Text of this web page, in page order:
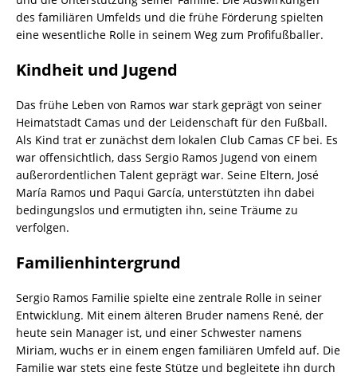
des familiären Umfelds und die frühe Förderung spielten
eine wesentliche Rolle in seinem Weg zum Profifußballer.
Kindheit und Jugend
Das frühe Leben von Ramos war stark geprägt von seiner
Heimatstadt Camas und der Leidenschaft für den Fußball.
Als Kind trat er zunächst dem lokalen Club Camas CF bei. Es
war offensichtlich, dass Sergio Ramos Jugend von einem
außerordentlichen Talent geprägt war. Seine Eltern, José
María Ramos und Paqui García, unterstützten ihn dabei
bedingungslos und ermutigten ihn, seine Träume zu
verfolgen.
Familienhintergrund
Sergio Ramos Familie spielte eine zentrale Rolle in seiner
Entwicklung. Mit einem älteren Bruder namens René, der
heute sein Manager ist, und einer Schwester namens
Miriam, wuchs er in einem engen familiären Umfeld auf. Die
Familie war stets eine feste Stütze und begleitete ihn durch